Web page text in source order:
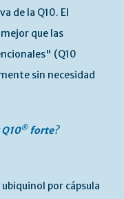
de la Q10. El
que las
(Q10
sin necesidad
®forte?
por cápsula